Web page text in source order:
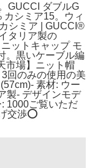
GUCCI ダブルG
カシミア15。ウィ
シミア | GUCCI®
タリア製の
ットキャップ モ
。黒いケーブル編
市場】ニット帽
回のみの使用の美
素材: ウー
製- デザインモデ
1000ご覧いただ
交渉⭕️